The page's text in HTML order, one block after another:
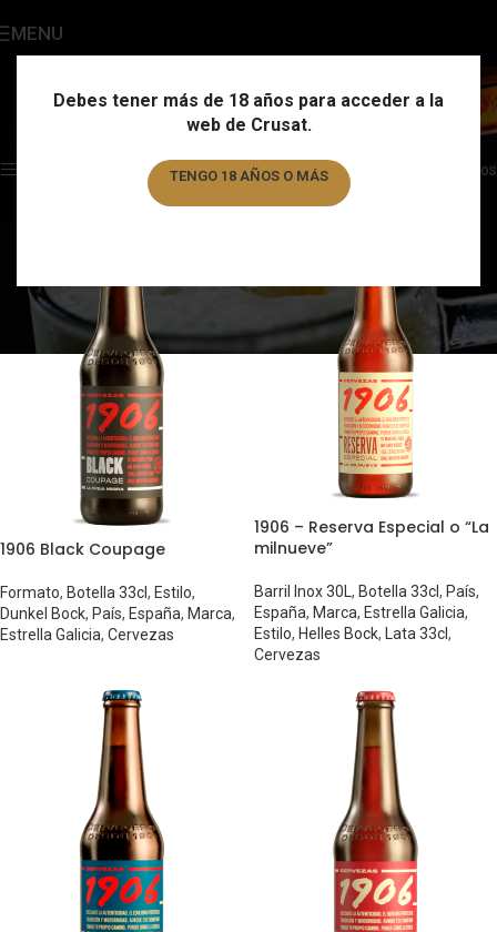
Debes tener más de 18 años para acceder a la
web de Crusat.
TENGO 18 AÑOS O MÁS
MENU Cervezas
Showing 1–12 of 326 results
Filtros
1906 Black Coupage
Formato, Botella 33cl, Estilo,
Dunkel Bock, País, España, Marca,
Estrella Galicia, Cervezas
1906 – Reserva Especial o “La
milnueve”
Barril Inox 30L , Botella 33cl, País,
España, Marca, Estrella Galicia,
Estilo, Helles Bock, Lata 33cl,
Cervezas